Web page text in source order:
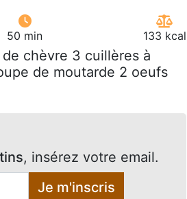
50 min 133 kcal
chèvre 3 cuillères à
de moutarde 2 oeufs
, insérez votre email.
Je m'inscris